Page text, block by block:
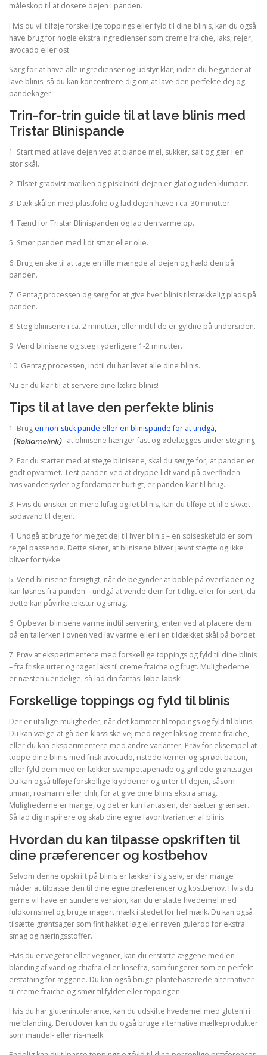
måleskop til at dosere dejen i panden.
Hvis du vil tilføje forskellige toppings eller fyld til dine blinis, kan du også
have brug for nogle ekstra ingredienser som creme fraiche, laks, rejer,
avocado eller ost.
Sørg for at have alle ingredienser og udstyr klar, inden du begynder at
lave blinis, så du kan koncentrere dig om at lave den perfekte dej og
pandekager.
Trin-for-trin guide til at lave blinis med
Tristar Blinispande
1. Start med at lave dejen ved at blande mel, sukker, salt og gær i en
stor skål.
2. Tilsæt gradvist mælken og pisk indtil dejen er glat og uden klumper.
3. Dæk skålen med plastfolie og lad dejen hæve i ca. 30 minutter.
4. Tænd for Tristar Blinispanden og lad den varme op.
5. Smør panden med lidt smør eller olie.
6. Brug en ske til at tage en lille mængde af dejen og hæld den på
panden.
7. Gentag processen og sørg for at give hver blinis tilstrækkelig plads på
panden.
8. Steg blinisene i ca. 2 minutter, eller indtil de er gyldne på undersiden.
9. Vend blinisene og steg i yderligere 1-2 minutter.
10. Gentag processen, indtil du har lavet alle dine blinis.
Nu er du klar til at servere dine lækre blinis!
Tips til at lave den perfekte blinis
1. Brug en non-stick pande eller en blinispande for at undgå,
at blinisene hænger fast og ødelægges under stegning.
2. Før du starter med at stege blinisene, skal du sørge for, at panden er
godt opvarmet. Test panden ved at dryppe lidt vand på overfladen –
hvis vandet syder og fordamper hurtigt, er panden klar til brug.
3. Hvis du ønsker en mere luftig og let blinis, kan du tilføje et lille skvæt
sodavand til dejen.
4. Undgå at bruge for meget dej til hver blinis – en spiseskefuld er som
regel passende. Dette sikrer, at blinisene bliver jævnt stegte og ikke
bliver for tykke.
5. Vend blinisene forsigtigt, når de begynder at boble på overfladen og
kan løsnes fra panden – undgå at vende dem for tidligt eller for sent, da
dette kan påvirke tekstur og smag.
6. Opbevar blinisene varme indtil servering, enten ved at placere dem
på en tallerken i ovnen ved lav varme eller i en tildækket skål på bordet.
7. Prøv at eksperimentere med forskellige toppings og fyld til dine blinis
– fra friske urter og røget laks til creme fraiche og frugt. Mulighederne
er næsten uendelige, så lad din fantasi løbe løbsk!
Forskellige toppings og fyld til blinis
Der er utallige muligheder, når det kommer til toppings og fyld til blinis.
Du kan vælge at gå den klassiske vej med røget laks og creme fraiche,
eller du kan eksperimentere med andre varianter. Prøv for eksempel at
toppe dine blinis med frisk avocado, ristede kerner og sprødt bacon,
eller fyld dem med en lækker svampetapenade og grillede grøntsager.
Du kan også tilføje forskellige krydderier og urter til dejen, såsom
timian, rosmarin eller chili, for at give dine blinis ekstra smag.
Mulighederne er mange, og det er kun fantasien, der sætter grænser.
Så lad dig inspirere og skab dine egne favoritvarianter af blinis.
Hvordan du kan tilpasse opskriften til
dine præferencer og kostbehov
Selvom denne opskrift på blinis er lækker i sig selv, er der mange
måder at tilpasse den til dine egne præferencer og kostbehov. Hvis du
gerne vil have en sundere version, kan du erstatte hvedemel med
fuldkornsmel og bruge magert mælk i stedet for hel mælk. Du kan også
tilsætte grøntsager som fint hakket løg eller reven gulerod for ekstra
smag og næringsstoffer.
Hvis du er vegetar eller veganer, kan du erstatte æggene med en
blanding af vand og chiafrø eller linsefrø, som fungerer som en perfekt
erstatning for æggene. Du kan også bruge plantebaserede alternativer
til creme fraiche og smør til fyldet eller toppingen.
Hvis du har glutenintolerance, kan du udskifte hvedemel med glutenfri
melblanding. Derudover kan du også bruge alternative mælkeprodukter
som mandel- eller ris-mælk.